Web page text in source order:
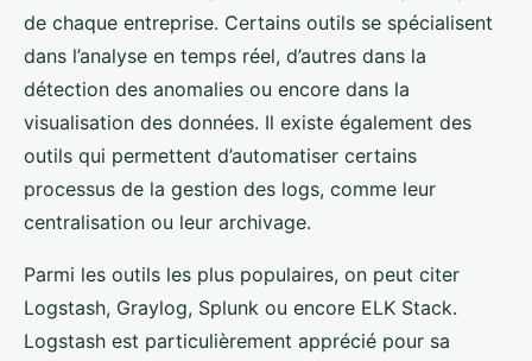
de chaque entreprise. Certains outils se spécialisent
dans l’analyse en temps réel, d’autres dans la
détection des anomalies ou encore dans la
visualisation des données. Il existe également des
outils qui permettent d’automatiser certains
processus de la gestion des logs, comme leur
centralisation ou leur archivage.
Parmi les outils les plus populaires, on peut citer
Logstash, Graylog, Splunk ou encore ELK Stack.
Logstash est particulièrement apprécié pour sa